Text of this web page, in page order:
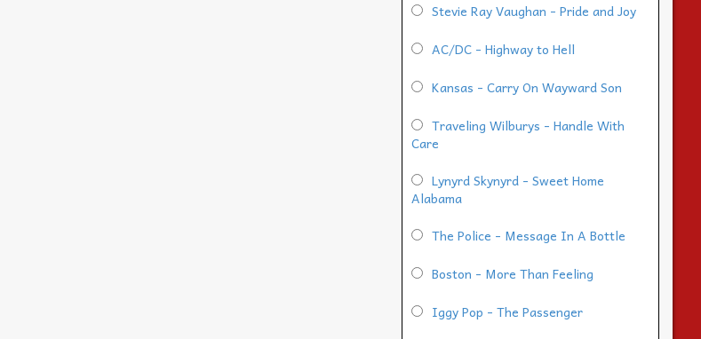
Stevie Ray Vaughan - Pride and Joy
AC/DC - Highway to Hell
Kansas - Carry On Wayward Son
Traveling Wilburys - Handle With
Care
Lynyrd Skynyrd - Sweet Home
Alabama
The Police - Message In A Bottle
Boston - More Than Feeling
Iggy Pop - The Passenger